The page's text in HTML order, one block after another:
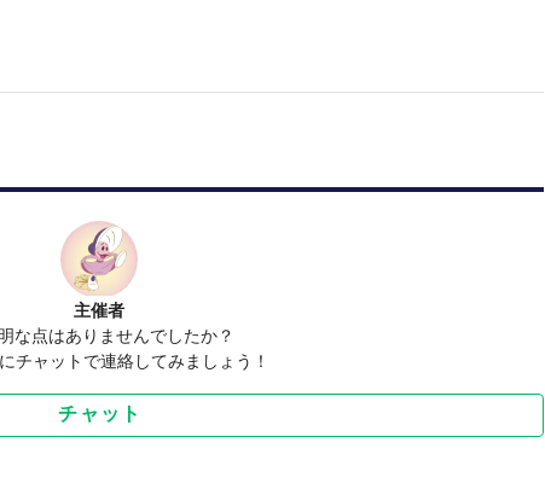
主催者
な点はありませんでしたか？
チャットで連絡してみましょう！
チャット